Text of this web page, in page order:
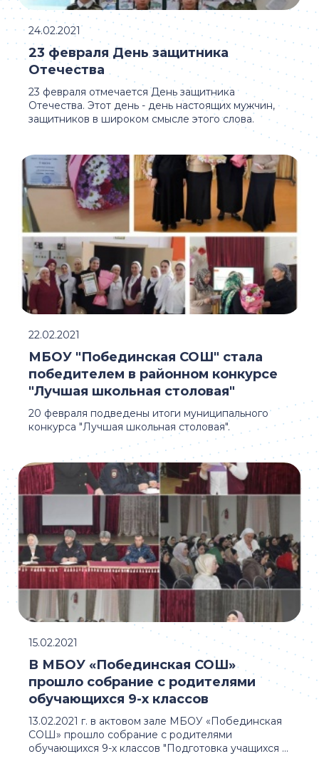
23 февраля отмечается День защитника
Отечества. Этот день - день настоящих мужчин,
защитников в широком смысле этого слова.
23 февраля День защитника
Отечества
24.02.2021
20 февраля подведены итоги муниципального
конкурса "Лучшая школьная столовая".
МБОУ "Побединская СОШ" стала
победителем в районном конкурсе
"Лучшая школьная столовая"
22.02.2021
13.02.2021 г. в актовом зале МБОУ «Побединская
СОШ» прошло собрание с родителями
обучающихся 9-х классов "Подготовка учащихся ...
В МБОУ «Побединская СОШ»
прошло собрание с родителями
обучающихся 9-х классов
15.02.2021